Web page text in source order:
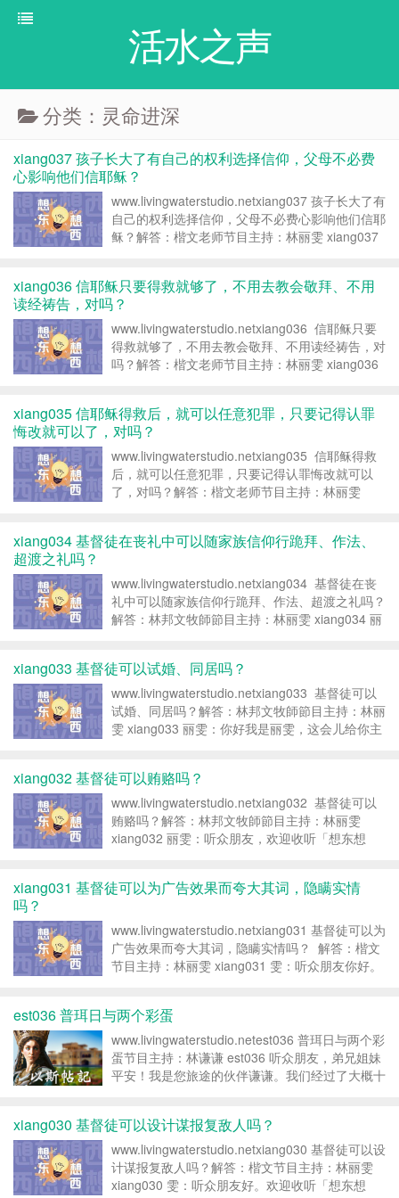
活水之声
分类：灵命进深
xiang037 孩子长大了有自己的权利选择信仰，父母不必费
心影响他们信耶稣？
www.livingwaterstudio.netxiang037 孩子长大了有
自己的权利选择信仰，父母不必费心影响他们信耶
稣？解答：楷文老师节目主持：林丽雯 xiang037
xiang036 信耶稣只要得救就够了，不用去教会敬拜、不用
读经祷告，对吗？
www.livingwaterstudio.netxiang036 信耶稣只要
得救就够了，不用去教会敬拜、不用读经祷告，对
吗？解答：楷文老师节目主持：林丽雯 xiang036
xiang035 信耶稣得救后，就可以任意犯罪，只要记得认罪
悔改就可以了，对吗？
www.livingwaterstudio.netxiang035 信耶稣得救
后，就可以任意犯罪，只要记得认罪悔改就可以
了，对吗？解答：楷文老师节目主持：林丽雯
xiang034 基督徒在丧礼中可以随家族信仰行跪拜、作法、
超渡之礼吗？
www.livingwaterstudio.netxiang034 基督徒在丧
礼中可以随家族信仰行跪拜、作法、超渡之礼吗？
解答：林邦文牧師節目主持：林丽雯 xiang034 丽
xiang033 基督徒可以试婚、同居吗？
www.livingwaterstudio.netxiang033 基督徒可以
试婚、同居吗？解答：林邦文牧師節目主持：林丽
雯 xiang033 丽雯：你好我是丽雯，这会儿给你主
xiang032 基督徒可以贿赂吗？
www.livingwaterstudio.netxiang032 基督徒可以
贿赂吗？解答：林邦文牧師節目主持：林丽雯
xiang032 丽雯：听众朋友，欢迎收听「想东想
xiang031 基督徒可以为广告效果而夸大其词，隐瞒实情
吗？
www.livingwaterstudio.netxiang031 基督徒可以为
广告效果而夸大其词，隐瞒实情吗？ 解答：楷文
节目主持：林丽雯 xiang031 雯：听众朋友你好。
est036 普珥日与两个彩蛋
www.livingwaterstudio.netest036 普珥日与两个彩
蛋节目主持：林谦谦 est036 听众朋友，弟兄姐妹
平安！我是您旅途的伙伴谦谦。我们经过了大概十
xiang030 基督徒可以设计谋报复敌人吗？
www.livingwaterstudio.netxiang030 基督徒可以设
计谋报复敌人吗？解答：楷文节目主持：林丽雯
xiang030 雯：听众朋友好。欢迎收听「想东想